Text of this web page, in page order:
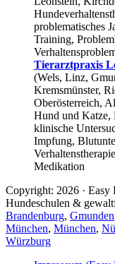
problematisches
Training,
Tierarztpraxis
(Wels, Linz,
Kremsmünster,
Oberösterreich,
Hund und Katze,
klinische
Impfung,
Medikation
Copyright: 2026 · Easy
Hundeschulen &
Brandenburg, Gmunden
München, München,
Würzburg